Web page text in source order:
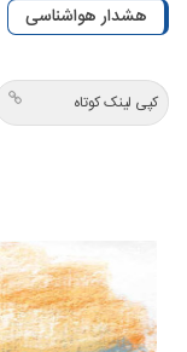
هشدار هواشناسی
کپی لینک کوتاه